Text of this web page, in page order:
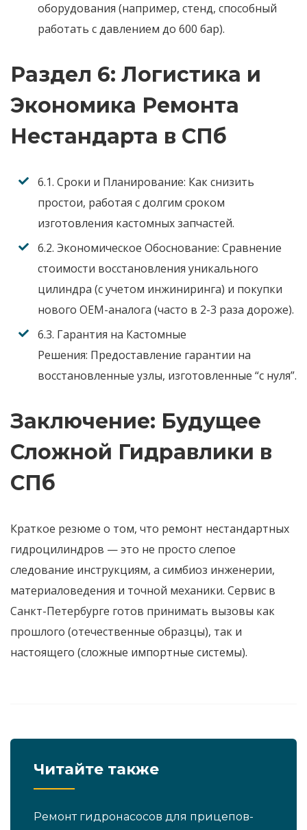
оборудования (например, стенд, способный
работать с давлением до 600 бар).
Раздел 6: Логистика и
Экономика Ремонта
Нестандарта в СПб
6.1. Сроки и Планирование: Как снизить
простои, работая с долгим сроком
изготовления кастомных запчастей.
6.2. Экономическое Обоснование: Сравнение
стоимости восстановления уникального
цилиндра (с учетом инжиниринга) и покупки
нового OEM-аналога (часто в 2-3 раза дороже).
6.3. Гарантия на Кастомные
Решения: Предоставление гарантии на
восстановленные узлы, изготовленные “с нуля”.
Заключение: Будущее
Сложной Гидравлики в
СПб
Краткое резюме о том, что ремонт нестандартных
гидроцилиндров — это не просто слепое
следование инструкциям, а симбиоз инженерии,
материаловедения и точной механики. Сервис в
Санкт-Петербурге готов принимать вызовы как
прошлого (отечественные образцы), так и
настоящего (сложные импортные системы).
Читайте также
Ремонт гидронасосов для прицепов-